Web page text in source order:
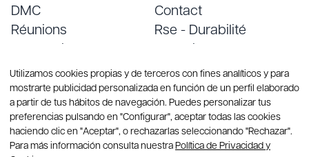
DMC
Réunions
Services
Contact
Rse - Durabilité
Blog
Utilizamos cookies propias y de terceros con fines analíticos y para
mostrarte publicidad personalizada en función de un perfil elaborado
a partir de tus hábitos de navegación. Puedes personalizar tus
preferencias pulsando en "Configurar", aceptar todas las cookies
haciendo clic en "Aceptar", o rechazarlas seleccionando "Rechazar".
Para más información consulta nuestra Política de Privacidad y